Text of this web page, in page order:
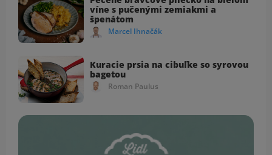
víne s pučenými zemiakmi a
špenátom
Marcel Ihnačák
Kuracie prsia na cibuľke so syrovou
bagetou
Roman Paulus